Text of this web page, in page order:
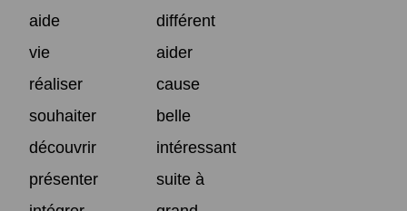
aide
différent
vie
aider
réaliser
cause
souhaiter
belle
découvrir
intéressant
présenter
suite à